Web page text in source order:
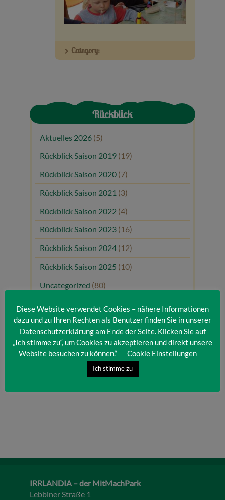
Veranstaltungen
Baumpaten
Category:
Rückblick
Aktuelles 2026 (5)
Rückblick Saison 2019 (19)
Rückblick Saison 2020 (7)
Rückblick Saison 2021 (3)
Rückblick Saison 2022 (4)
Rückblick Saison 2023 (16)
Rückblick Saison 2024 (12)
Rückblick Saison 2025 (10)
Uncategorized (80)
IRRLANDIA – der MitMachPark
Lebbiner Straße 1
Diese Website verwendet Cookies – nähere Informationen
dazu und zu Ihren Rechten als Benutzer finden Sie in unserer
Datenschutzerklärung am Ende der Seite. Klicken Sie auf
„Ich stimme zu“, um Cookies zu akzeptieren und direkt unsere
Website besuchen zu können.“
Cookie Einstellungen
Ich stimme zu